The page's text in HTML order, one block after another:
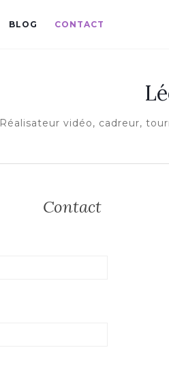
BLOG CONTACT
Réalisateur vidéo, cadreur,
Contact